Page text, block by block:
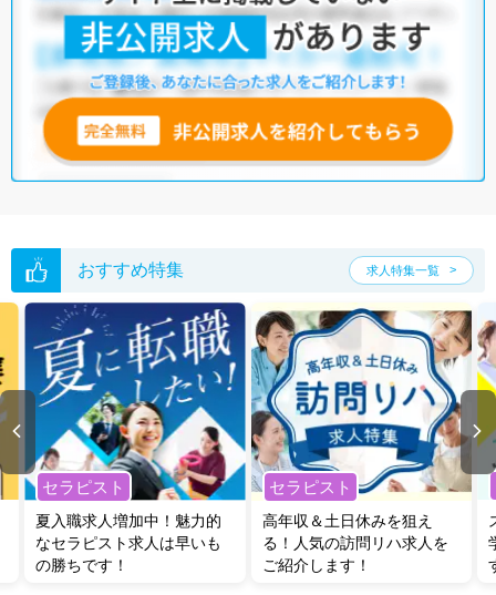
おすすめ特集 求人特集一覧
セラピスト
夏入職求人増加中！魅力的
なセラピスト求人は早いも
の勝ちです！
セラピスト
高年収＆土日休みを狙え
る！人気の訪問リハ求人を
ご紹介します！